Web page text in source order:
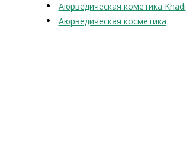
Аюрведическая кометика Khadi
Аюрведическая косметика